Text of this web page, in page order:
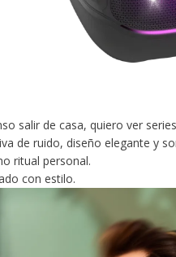
salir de casa, quiero ver
de ruido, diseño elegante y
ritual personal.
con estilo.